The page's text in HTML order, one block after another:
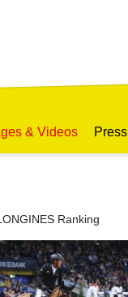
& Videos Press
Ranking